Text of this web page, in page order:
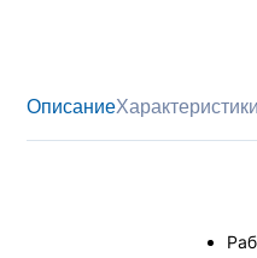
ОписаниеХарактеристики